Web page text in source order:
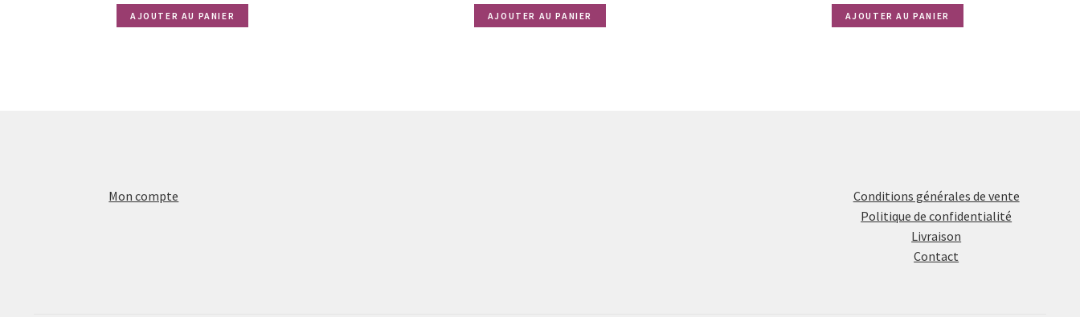
AJOUTER AU PANIER AJOUTER AU PANIER AJOUTER AU PANIER
Mon compte
Conditions générales de vente
Politique de confidentialité
Livraison
Contact